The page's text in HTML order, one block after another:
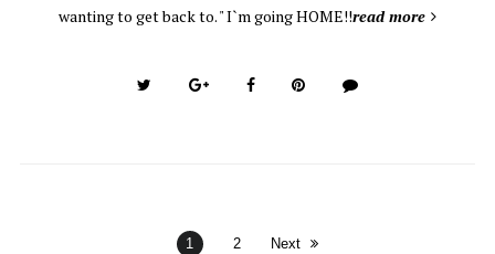
wanting to get back to. " I`m going HOME!!read more
1 2 Next